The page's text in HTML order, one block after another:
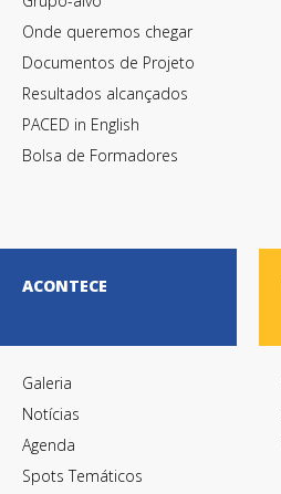
Onde queremos chegar
Documentos de Projeto
Resultados alcançados
PACED in English
Bolsa de Formadores
ACONTECE
Galeria
Notícias
Agenda
Spots Temáticos